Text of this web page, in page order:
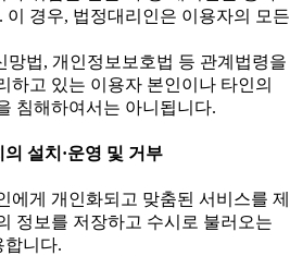
이 경우, 법정대리인은 이용자의 모든
망법, 개인정보보호법 등 관계법령을
하고 있는 이용자 본인이나 타인의
침해하여서는 아니됩니다.
설치·운영 및 거부
에게 개인화되고 맞춤된 서비스를 제
정보를 저장하고 수시로 불러오는
합니다.